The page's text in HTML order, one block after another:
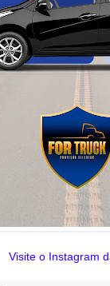
Visite o Instagram